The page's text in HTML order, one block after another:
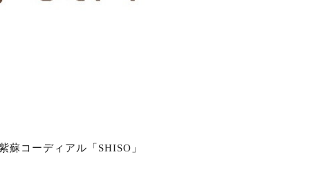
蘇コーディアル「SHISO」